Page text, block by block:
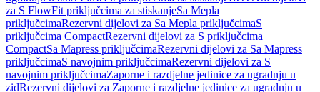
za S FlowFit priključcima za stiskanjeSa Mepla
priključcimaRezervni dijelovi za Sa Mepla priključcimaS
priključcima CompactRezervni dijelovi za S priključcima
CompactSa Mapress priključcimaRezervni dijelovi za Sa Mapress
priključcimaS navojnim priključcimaRezervni dijelovi za S
navojnim priključcimaZaporne i razdjelne jedinice za ugradnju u
zidRezervni dijelovi za Zaporne i razdjelne jedinice za ugradnju u